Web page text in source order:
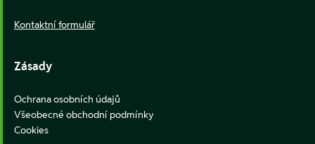
Kontaktní formulář
Zásady
Ochrana osobních údajů
Všeobecné obchodní podmínky
Cookies